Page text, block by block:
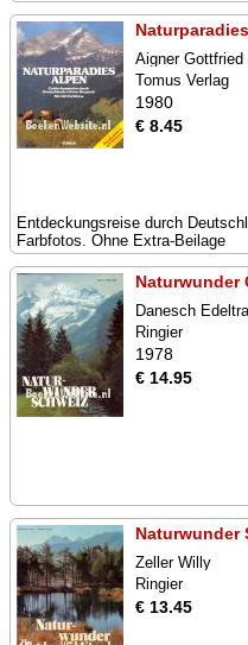
Aigner Gottfried
Tomus Verlag
1980
€ 8.45
Entdeckungsreise durch
Farbfotos. Ohne Extra-Beilage
Naturwunder
Danesch
Ringier
1978
€ 14.95
Naturwunder
Zeller Willy
Ringier
€ 13.45